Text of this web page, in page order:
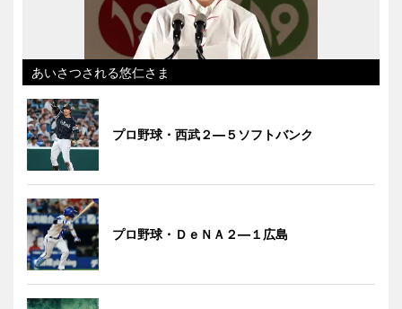
あいさつされる悠仁さま
プロ野球・西武２―５ソフトバンク
プロ野球・ＤｅＮＡ２―１広島